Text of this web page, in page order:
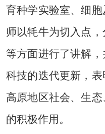
育种学实验室、细
师以牦牛为切入点
等方面进行了讲解，
科技的迭代更新，
高原地区社会、生
的积极作用。